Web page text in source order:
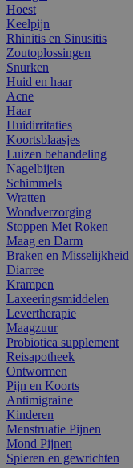
Hoest
Keelpijn
Rhinitis en Sinusitis
Zoutoplossingen
Snurken
Huid en haar
Acne
Haar
Huidirritaties
Koortsblaasjes
Luizen behandeling
Nagelbijten
Schimmels
Wratten
Wondverzorging
Stoppen Met Roken
Maag en Darm
Braken en Misselijkheid
Diarree
Krampen
Laxeeringsmiddelen
Levertherapie
Maagzuur
Probiotica supplement
Reisapotheek
Ontwormen
Pijn en Koorts
Antimigraine
Kinderen
Menstruatie Pijnen
Mond Pijnen
Spieren en gewrichten